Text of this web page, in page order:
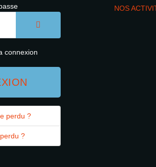
AFFICHER LE MOT DE PASSE
connexion
perdu ?
?
NOS